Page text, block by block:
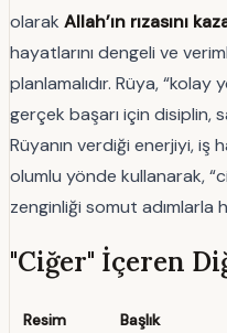
olarak Allah’ın rızasını
hayatlarını dengeli ve
planlamalıdır. Rüya, “kolay
gerçek başarı için disiplin,
Rüyanın verdiği enerjiyi, iş
olumlu yönde kullanarak,
zenginliği somut adımlarla
"Ciğer" İçeren
Resim Başlık